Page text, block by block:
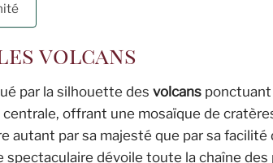
volcans
par la silhouette des volcans ponctuant
offrant une mosaïque de
autant par sa majesté que par sa facilité
dévoile toute la chaîne des